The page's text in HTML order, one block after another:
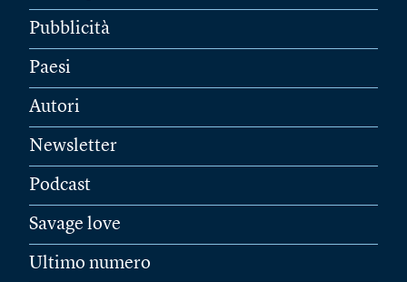
Pubblicità
Paesi
Autori
Newsletter
Podcast
Savage love
Ultimo numero